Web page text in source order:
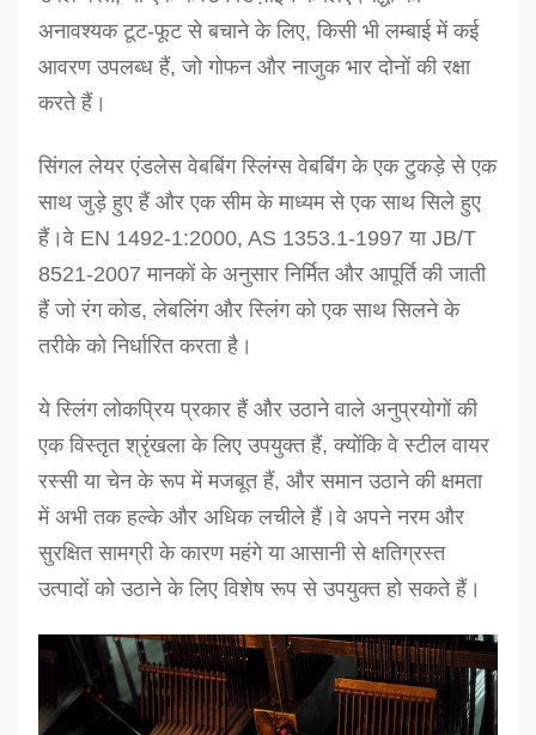
अनावश्यक टूट-फूट से बचाने के लिए, किसी भी लम्बाई में कई
आवरण उपलब्ध हैं, जो गोफन और नाजुक भार दोनों की रक्षा
करते हैं।
सिंगल लेयर एंडलेस वेबबिंग स्लिंग्स वेबबिंग के एक टुकड़े से एक
साथ जुड़े हुए हैं और एक सीम के माध्यम से एक साथ सिले हुए
हैं।वे EN 1492-1:2000, AS 1353.1-1997 या JB/T
8521-2007 मानकों के अनुसार निर्मित और आपूर्ति की जाती
हैं जो रंग कोड, लेबलिंग और स्लिंग को एक साथ सिलने के
तरीके को निर्धारित करता है।
ये स्लिंग लोकप्रिय प्रकार हैं और उठाने वाले अनुप्रयोगों की
एक विस्तृत श्रृंखला के लिए उपयुक्त हैं, क्योंकि वे स्टील वायर
रस्सी या चेन के रूप में मजबूत हैं, और समान उठाने की क्षमता
में अभी तक हल्के और अधिक लचीले हैं।वे अपने नरम और
सुरक्षित सामग्री के कारण महंगे या आसानी से क्षतिग्रस्त
उत्पादों को उठाने के लिए विशेष रूप से उपयुक्त हो सकते हैं।